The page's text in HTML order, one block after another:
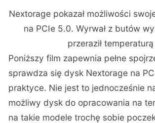
Nextorage pokazał możliwości
na PCIe 5.0. Wyrwał z butów
przeraził temperaturą
Poniższy film zapewnia pełne
sprawdza się dysk Nextorage na
praktyce. Nie jest to jednocześnie
możliwy dysk do opracowania na
na takie modele trochę sobie